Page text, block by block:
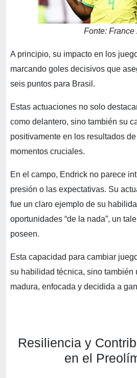
Fonte: France
A principio, su impacto en los
marcando goles decisivos que
seis puntos para Brasil.
Estas actuaciones no solo
como delantero, sino también su
positivamente en los resultados
momentos cruciales.
En el campo, Endrick no parece
presión o las expectativas. Su
fue un claro ejemplo de su
oportunidades “de la nada”, un
poseen.
Esta capacidad para cambiar
su habilidad técnica, sino también
madura, enfocada y decidida a
Resiliencia y
en el